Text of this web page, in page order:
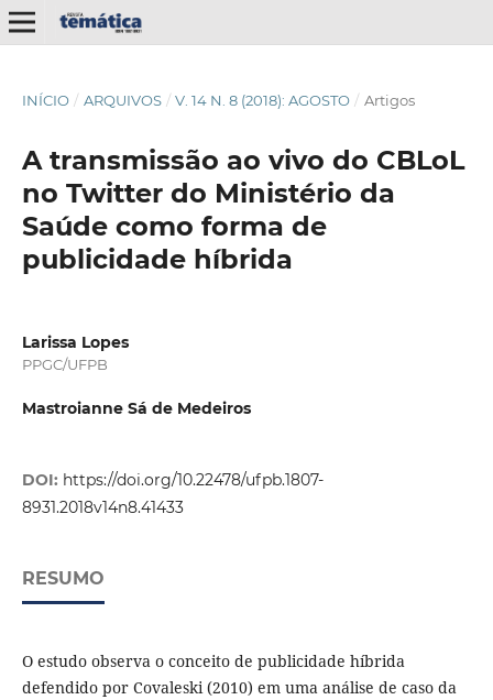
INÍCIO / ARQUIVOS / V. 14 N. 8 (2018): AGOSTO / Artigos
A transmissão ao vivo do CBLoL
no Twitter do Ministério da
Saúde como forma de
publicidade híbrida
Larissa Lopes
PPGC/UFPB
Mastroianne Sá de Medeiros
DOI: https://doi.org/10.22478/ufpb.1807-
8931.2018v14n8.41433
RESUMO
O estudo observa o conceito de publicidade híbrida
defendido por Covaleski (2010) em uma análise de caso da